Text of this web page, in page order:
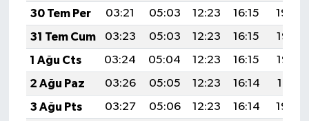
30 Tem Per
03:21 05:03 12:23 16:15
19:34
31 Tem Cum
03:23 05:03 12:23 16:15
19:33
1 Ağu Cts
03:24 05:04 12:23 16:15
19:32
2 Ağu Paz
03:26 05:05 12:23 16:14
19:31
3 Ağu Pts
03:27 05:06 12:23 16:14
19:30